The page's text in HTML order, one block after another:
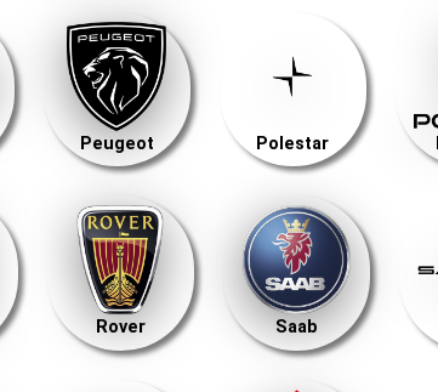
Peugeot Polestar
Rover Saab